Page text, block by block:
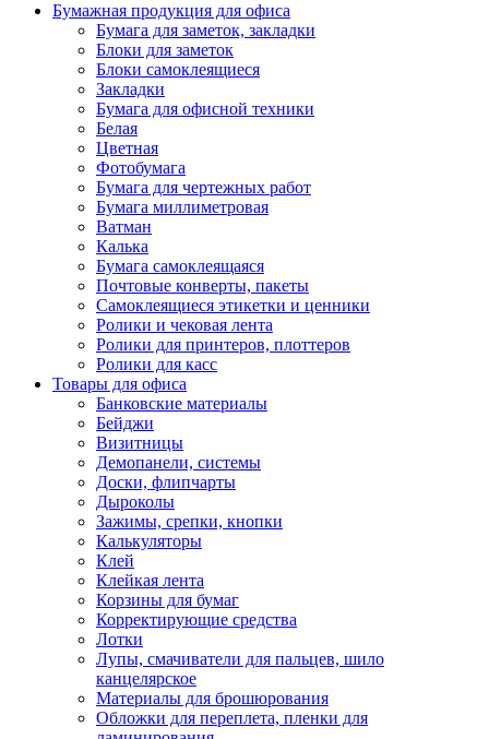
Бумажная продукция для офиса
Бумага для заметок, закладки
Блоки для заметок
Блоки самоклеящиеся
Закладки
Бумага для офисной техники
Белая
Цветная
Фотобумага
Бумага для чертежных работ
Бумага миллиметровая
Ватман
Калька
Бумага самоклеящаяся
Почтовые конверты, пакеты
Самоклеящиеся этикетки и ценники
Ролики и чековая лента
Ролики для принтеров, плоттеров
Ролики для касс
Товары для офиса
Банковские материалы
Бейджи
Визитницы
Демопанели, системы
Доски, флипчарты
Дыроколы
Зажимы, срепки, кнопки
Калькуляторы
Клей
Клейкая лента
Корзины для бумаг
Корректирующие средства
Лотки
Лупы, смачиватели для пальцев, шило
канцелярское
Материалы для брошюрования
Обложки для переплета, пленки для